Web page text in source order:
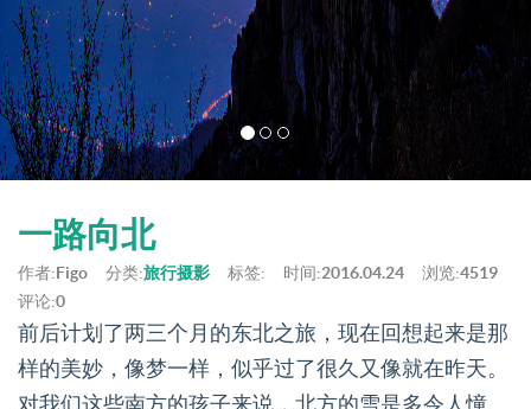
一路向北
作者:Figo 分类:旅行摄影 标签: 时间:2016.04.24 浏览:4519
评论:0
前后计划了两三个月的东北之旅，现在回想起来是那
样的美妙，像梦一样，似乎过了很久又像就在昨天。
对我们这些南方的孩子来说，北方的雪是多令人憧